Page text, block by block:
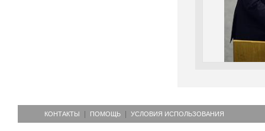
КОНТАКТЫ ПОМОЩЬ УСЛОВИЯ ИСПОЛЬЗОВАНИЯ